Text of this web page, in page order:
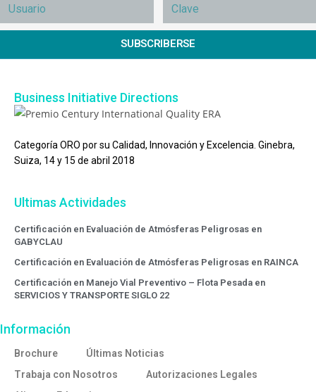
SUBSCRIBERSE
Business Initiative Directions
Categoría ORO por su Calidad, Innovación y Excelencia. Ginebra,
Suiza, 14 y 15 de abril 2018
Ultimas Actividades
Certificación en Evaluación de Atmósferas Peligrosas en
GABYCLAU
Certificación en Evaluación de Atmósferas Peligrosas en RAINCA
Certificación en Manejo Vial Preventivo – Flota Pesada en
SERVICIOS Y TRANSPORTE SIGLO 22
Información
Brochure
Últimas Noticias
Trabaja con Nosotros
Autorizaciones Legales